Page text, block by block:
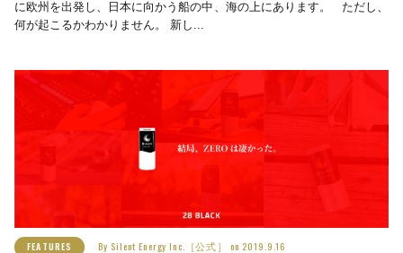
に欧州を出発し、日本に向かう船の中、海の上にあります。 ただし、
何が起こるかわかりません。 新し...
FEATURES By Silent Energy Inc.［公式］ on 2019.9.16